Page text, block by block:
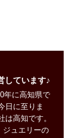
しています♪
年に高知県で
日に至りま
高知です。
ジュエリーの